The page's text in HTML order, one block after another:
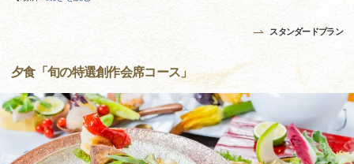
スタンダードプラン
夕食「旬の特選創作会席コース」